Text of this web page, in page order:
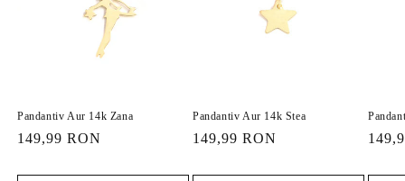
Pandantiv Aur 14k Zana
Preț
149,99 RON
Pandantiv Aur 14k Stea
Preț
149,99 RON
Preț